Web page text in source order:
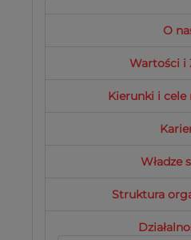
O
Wartości i
Kierunki i cele
Władze
Struktura